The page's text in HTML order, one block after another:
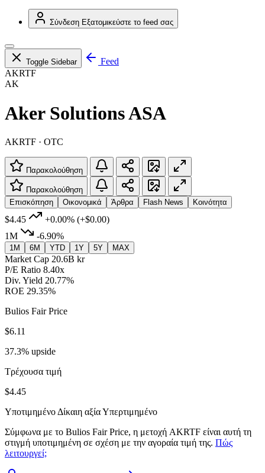
Σύνδεση Εξατομικεύστε το feed σας
Toggle Sidebar
Feed
AKRTF
AK
Aker Solutions ASA
AKRTF · OTC
Παρακολούθηση
Παρακολούθηση
Επισκόπηση
Οικονομικά Άρθρα Flash News Κοινότητα
$4.45 +0.00% (+$0.00)
1M
-6.90%
1M 6M YTD 1Y 5Y MAX
Market Cap 20.6B kr
P/E Ratio 8.40x
Div. Yield 20.77%
ROE 29.35%
Bulios Fair Price
$6.11
37.3% upside
Τρέχουσα τιμή
$4.45
Υποτιμημένο Δίκαιη αξίαΥπερτιμημένο
Σύμφωνα με το Bulios Fair Price, η μετοχή AKRTF είναι αυτή τη
στιγμή υποτιμημένη σε σχέση με την αγοραία τιμή της. Πώς
λειτουργεί;